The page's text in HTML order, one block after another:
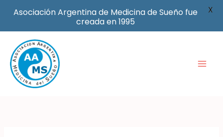
contenido
Asociación Argentina de Medicina de Sueño fue
creada en 1995
X